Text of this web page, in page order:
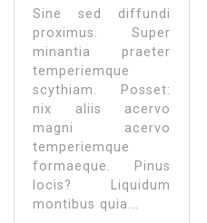
Sine sed diffundi
proximus. Super
minantia praeter
temperiemque
scythiam. Posset:
nix aliis acervo
magni acervo
temperiemque
formaeque. Pinus
locis? Liquidum
montibus quia...